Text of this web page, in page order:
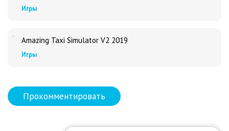
Игры
Amazing Taxi Simulator V2 2019
Игры
Прокомментировать